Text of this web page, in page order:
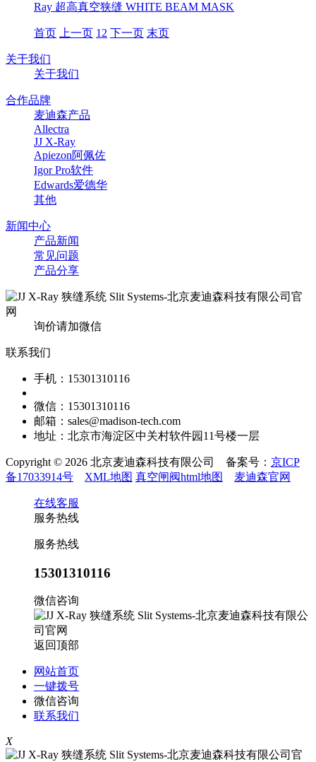
Ray 超高真空狭缝 WHITE BEAM MASK
首页 上一页 1 2 下一页 末页
关于我们
关于我们
合作品牌
麦迪森产品
Allectra
JJ X-Ray
Apiezon阿佩佐
Igor Pro软件
Edwards爱德华
其他
新闻中心
产品新闻
常见问题
产品分享
询价请加微信
联系我们
手机：15301310116
微信：15301310116
邮箱：sales@madison-tech.com
地址：北京市海淀区中关村软件园11号楼一层
Copyright © 2026 北京麦迪森科技有限公司 备案号： 京ICP
备17033914号
XML地图 真空闸阀html地图 麦迪森官网
在线客服
服务热线
服务热线
15301310116
微信咨询
返回顶部
网站首页
一键拨号
微信咨询
联系我们
X